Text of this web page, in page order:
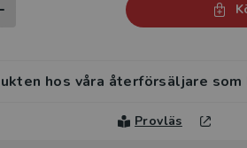
hos våra återförsäljare
Provläs